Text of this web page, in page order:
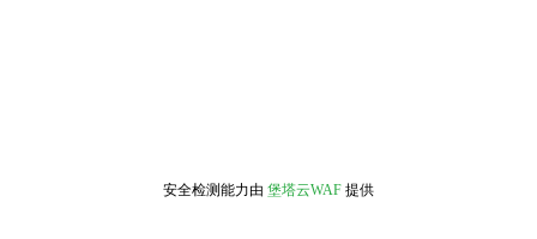
安全检测能力由 堡塔云WAF 提供